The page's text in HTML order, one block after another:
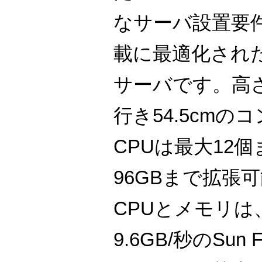
なサーバ設置要
載に最適化され
サーバです。高
行き54.5cmの
CPUは最大12
96GBまで拡張
CPUとメモリは
9.6GB/秒のSun